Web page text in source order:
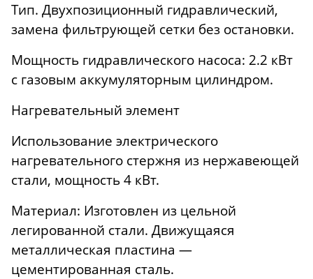
Тип. Двухпозиционный гидравлический,
замена фильтрующей сетки без остановки.
Мощность гидравлического насоса: 2.2 кВт
с газовым аккумуляторным цилиндром.
Нагревательный элемент
Использование электрического
нагревательного стержня из нержавеющей
стали, мощность 4 кВт.
Материал: Изготовлен из цельной
легированной стали. Движущаяся
металлическая пластина —
цементированная сталь.